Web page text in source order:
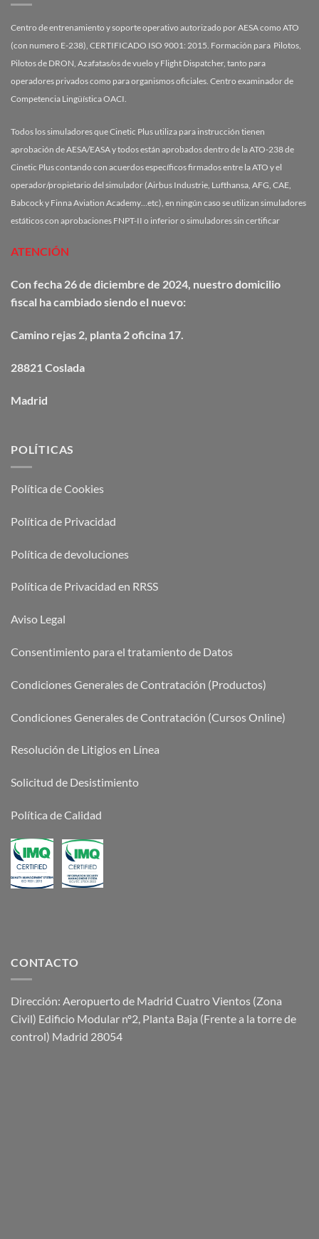
Centro de entrenamiento y soporte operativo autorizado por AESA como ATO
(con numero E-238), CERTIFICADO ISO 9001: 2015. Formación para Pilotos,
Pilotos de DRON, Azafatas/os de vuelo y Flight Dispatcher, tanto para
operadores privados como para organismos oficiales. Centro examinador de
Competencia Lingüística OACI.
Todos los simuladores que Cinetic Plus utiliza para instrucción tienen
aprobación de AESA/EASA y todos están aprobados dentro de la ATO-238 de
Cinetic Plus contando con acuerdos específicos firmados entre la ATO y el
operador/propietario del simulador (Airbus Industrie, Lufthansa, AFG, CAE,
Babcock y Finna Aviation Academy…etc), en ningún caso se utilizan simuladores
estáticos con aprobaciones FNPT-II o inferior o simuladores sin certificar
ATENCIÓN
Con fecha 26 de diciembre de 2024, nuestro domicilio
fiscal ha cambiado siendo el nuevo:
Camino rejas 2, planta 2 oficina 17.
28821 Coslada
Madrid
POLÍTICAS
Política de Cookies
Política de Privacidad
Política de devoluciones
Política de Privacidad en RRSS
Aviso Legal
Consentimiento para el tratamiento de Datos
Condiciones Generales de Contratación (Productos)
Condiciones Generales de Contratación (Cursos Online)
Resolución de Litigios en Línea
Solicitud de Desistimiento
Política de Calidad
CONTACTO
Dirección: Aeropuerto de Madrid Cuatro Vientos (Zona
Civil) Edificio Modular nº2, Planta Baja (Frente a la torre de
control) Madrid 28054